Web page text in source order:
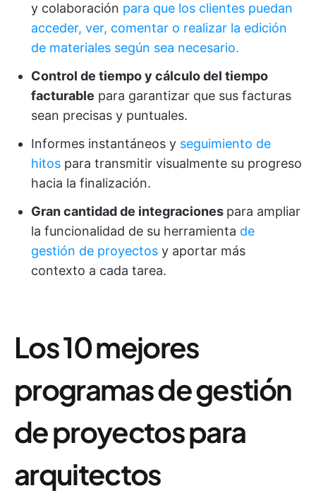
y colaboración para que los clientes puedan
acceder, ver, comentar o realizar la edición
de materiales según sea necesario.
Control de tiempo y cálculo del tiempo
facturable para garantizar que sus facturas
sean precisas y puntuales.
Informes instantáneos y seguimiento de
hitos para transmitir visualmente su progreso
hacia la finalización.
Gran cantidad de integraciones para ampliar
la funcionalidad de su herramienta de
gestión de proyectos y aportar más
contexto a cada tarea.
Los 10 mejores
programas de gestión
de proyectos para
arquitectos